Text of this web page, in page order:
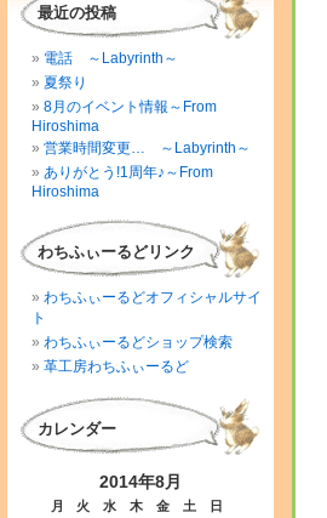
最近の投稿
電話 ～Labyrinth～
夏祭り
8月のイベント情報～From
Hiroshima
営業時間変更… ～Labyrinth～
ありがとう!1周年♪～From
Hiroshima
わちふぃーるどリンク
わちふぃーるどオフィシャルサイ
ト
わちふぃーるどショップ検索
革工房わちふぃーるど
カレンダー
2014年8月
月 火 水 木 金 土
日